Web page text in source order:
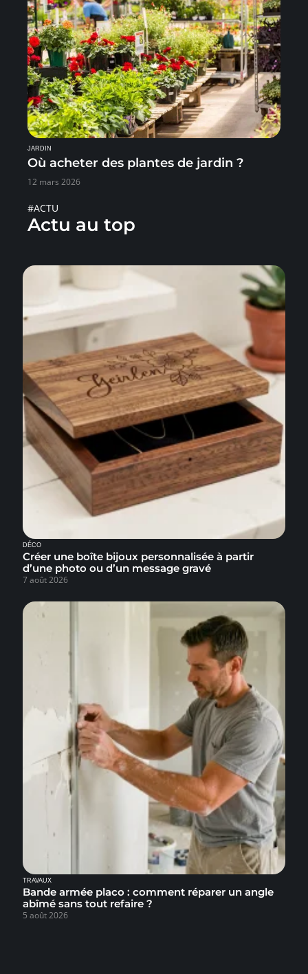
JARDIN
Où acheter des plantes de jardin ?
12 mars 2026
#ACTU
Actu au top
DÉCO
Créer une boîte bijoux personnalisée à partir
d’une photo ou d’un message gravé
7 août 2026
TRAVAUX
Bande armée placo : comment réparer un angle
abîmé sans tout refaire ?
5 août 2026